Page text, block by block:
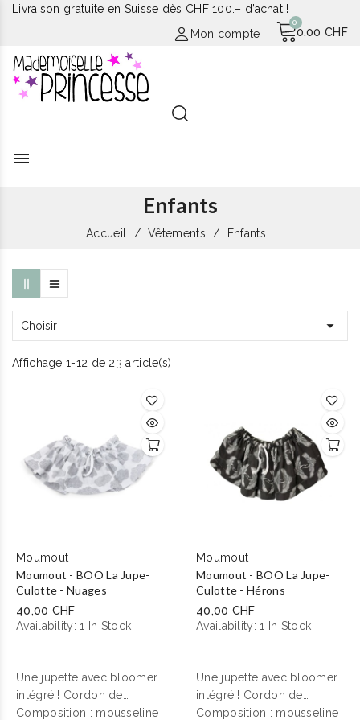
Livraison gratuite en Suisse dès CHF 100.– d’achat !
Mon compte
0,00 CHF
menu
Enfants
Accueil Vêtements Enfants
Choisir 
Affichage 1-12 de 23 article(s)
Moumout
Moumout - BOO La Jupe-
Culotte - Nuages
40,00 CHF
Availability:1 In Stock
Une jupette avec bloomer
intégré ! Cordon de
serrage et taille élastiquée
Composition : mousseline
Moumout
Moumout - BOO La Jupe-
Culotte - Hérons
40,00 CHF
Availability:1 In Stock
Une jupette avec bloomer
intégré ! Cordon de
serrage et taille élastiquée
Composition : mousseline